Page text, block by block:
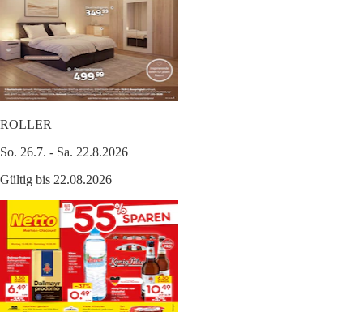
ROLLER
So. 26.7. - Sa. 22.8.2026
Gültig bis 22.08.2026